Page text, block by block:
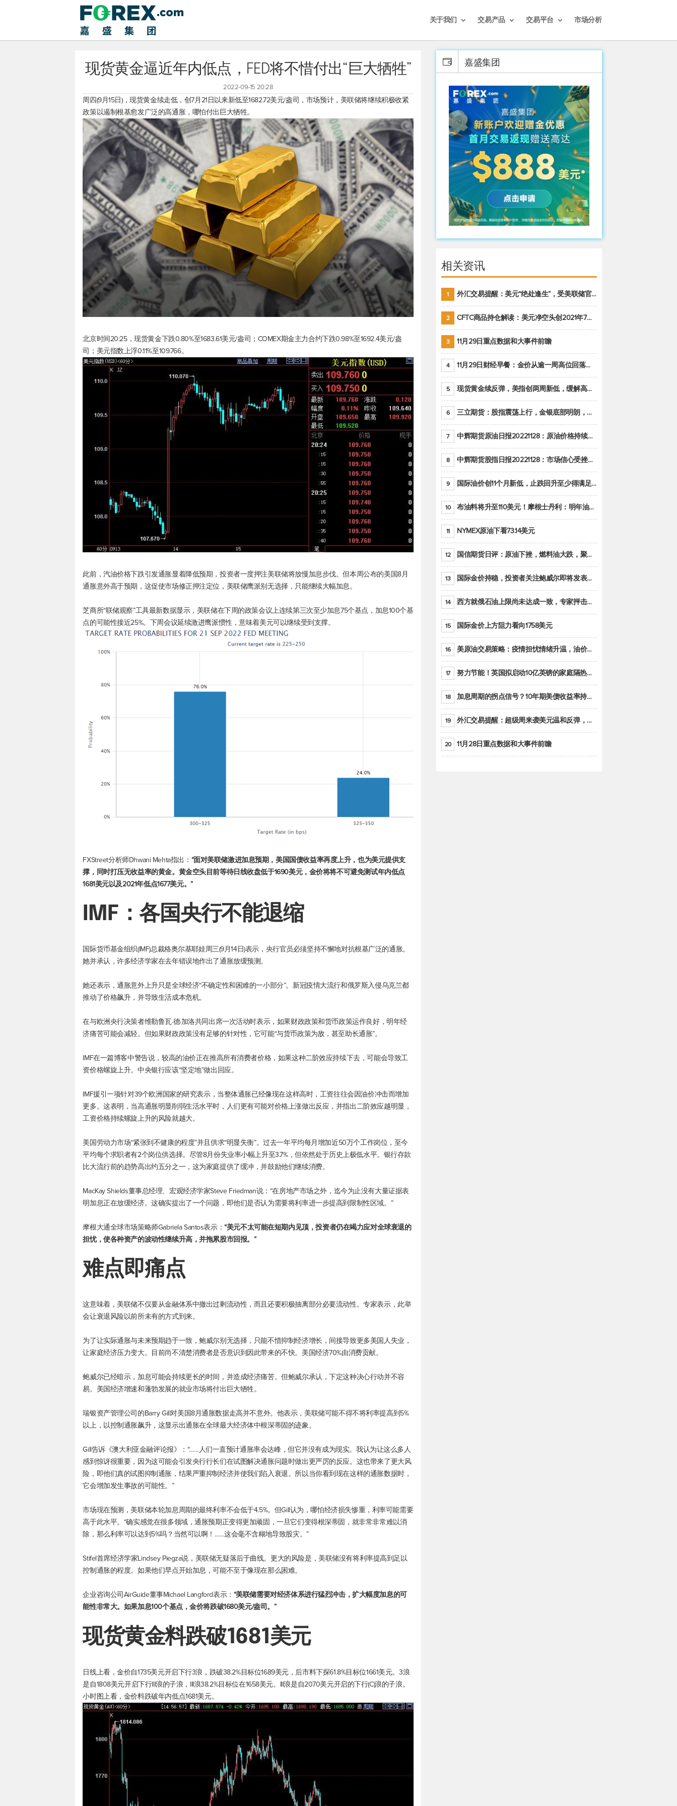
关于我们 交易产品 交易平台 市场分析
现货黄金逼近年内低点，FED将不惜付出“巨大牺牲”
2022-09-15 20:28
周四(9月15日)，现货黄金续走低，创7月21日以来新低至1682.72美元/盎司，市场预计，美联储将继续积极收紧
政策以遏制根基愈发广泛的高通胀，哪怕付出巨大牺牲。
北京时间20:25，现货黄金下跌0.80%至1683.61美元/盎司；COMEX期金主力合约下跌0.98%至1692.4美元/盎
司； 美元指数上浮0.11%至109.766。
此前，汽油价格下跌引发通胀显着降低预期，投资者一度押注美联储将放慢加息步伐。但本周公布的美国8月
通胀意外高于预期，这促使市场修正押注定位，美联储鹰派别无选择，只能继续大幅加息。
芝商所“联储观察”工具最新数据显示，美联储在下周的政策会议上连续第三次至少加息75个基点，加息100个基
点的可能性接近25%。下周会议延续激进鹰派惯性，意味着美元可以继续受到支撑。
FXStreet分析师Dhwani Mehta指出： “面对美联储激进加息预期，美国国债收益率再度上升，也为美元提供支
撑，同时打压无收益率的黄金。黄金空头目前等待日线收盘低于1690美元，金价将将不可避免测试年内低点
1681美元以及2021年低点1677美元。”
IMF：各国央行不能退缩
国际货币基金组织(IMF)总裁格奥尔基耶娃周三(9月14日)表示，央行官员必须坚持不懈地对抗根基广泛的通胀。
她并承认，许多经济学家在去年错误地作出了通胀放缓预测。
她还表示，通胀意外上升只是全球经济“不确定性和困难的一小部分”。新冠疫情大流行和俄罗斯入侵乌克兰都
推动了价格飙升，并导致生活成本危机。
在与欧洲央行决策者维勒鲁瓦·德·加洛共同出席一次活动时表示，如果财政政策和货币政策运作良好，明年经
济痛苦可能会减轻。但如果财政政策没有足够的针对性，它可能“与货币政策为敌，甚至助长通胀”。
IMF在一篇博客中警告说，较高的油价正在推高所有消费者价格，如果这种二阶效应持续下去，可能会导致工
资价格螺旋上升。中央银行应该“坚定地”做出回应。
IMF援引一项针对39个欧洲国家的研究表示，当整体通胀已经像现在这样高时，工资往往会因油价冲击而增加
更多。这表明，当高通胀明显削弱生活水平时，人们更有可能对价格上涨做出反应，并指出二阶效应越明显，
工资价格持续螺旋上升的风险就越大。
美国劳动力市场“紧张到不健康的程度”并且供求“明显失衡”。过去一年平均每月增加近50万个工作岗位，至今
平均每个求职者有2个岗位供选择。尽管8月份失业率小幅上升至3.7%，但依然处于历史上极低水平。银行存款
比大流行前的趋势高出约五分之一，这为家庭提供了缓冲，并鼓励他们继续消费。
MacKay Shields董事总经理、宏观经济学家Steve Friedman说：“在房地产市场之外，迄今为止没有大量证据表
明加息正在放缓经济。这确实提出了一个问题，即他们是否认为需要将利率进一步提高到限制性区域。”
摩根大通全球市场策略师Gabriela Santos表示：“美元不太可能在短期内见顶，投资者仍在竭力应对全球衰退的
担忧，使各种资产的波动性继续升高，并拖累股市回报。”
难点即痛点
这意味着，美联储不仅要从金融体系中撤出过剩流动性，而且还要积极抽离部分必要流动性。专家表示，此举
会让衰退风险以前所未有的方式到来。
为了让实际通胀与未来预期趋于一致，鲍威尔别无选择，只能不惜抑制经济增长，间接导致更多美国人失业，
让家庭经济压力变大。目前尚不清楚消费者是否意识到因此带来的不快。美国经济70%由消费贡献。
鲍威尔已经暗示，加息可能会持续更长的时间，并造成经济痛苦。但鲍威尔承认，下定这种决心行动并不容
易。美国经济增速和蓬勃发展的就业市场将付出巨大牺牲。
瑞银资产管理公司的Barry Gill对美国8月通胀数据走高并不意外。他表示，美联储可能不得不将利率提高到5%
以上，以控制通胀飙升，这显示出通胀在全球最大经济体中根深蒂固的迹象。
Gill告诉《澳大利亚金融评论报》：“……人们一直预计通胀率会达峰，但它并没有成为现实。我认为让这么多人
感到惊讶很重要，因为这可能会引发央行行长们在试图解决通胀问题时做出更严厉的反应。这也带来了更大风
险，即他们真的试图抑制通胀，结果严重抑制经济并使我们陷入衰退。所以当你看到现在这样的通胀数据时，
它会增加发生事故的可能性。”
市场现在预测，美联储本轮加息周期的最终利率不会低于4.5%。但Gill认为，哪怕经济损失惨重，利率可能需要
高于此水平。“确实感觉在很多领域，通胀预期正变得更加顽固，一旦它们变得根深蒂固，就非常非常难以消
除，那么利率可以达到5%吗？当然可以啊！……这会毫不含糊地导致股灾。”
Stifel首席经济学家Lindsey Piegza说，美联储无疑落后于曲线。更大的风险是，美联储没有将利率提高到足以
控制通胀的程度。如果他们早点开始加息，可能不至于像现在那么困难。
企业咨询公司AirGuide董事Michael Langford表示： “美联储需要对经济体系进行猛烈冲击，扩大幅度加息的可
能性非常大。如果加息100个基点，金价将跌破1680美元/盎司。”
现货黄金料跌破1681美元
日线上看，金价自1735美元开启下行3浪，跌破38.2%目标位1689美元，后市料下探61.8%目标位1661美元。3浪
是自1808美元开启下行III浪的子浪，III浪38.2%目标位在1658美元。III浪是自2070美元开启的下行(C)浪的子浪。
小时图上看，金价料跌破年内低点1681美元。
嘉盛集团
相关资讯
1 外汇交易提醒：美元“绝处逢生”，受美联储官员鹰派讲话支撑
2 CFTC商品持仓解读：美元净空头创2021年7月以来最大，黄金期货投机性净多头头寸减少
3 11月29日重点数据和大事件前瞻
4 11月29日财经早餐：金价从逾一周高位回落，美联储官员重申鹰派立场推动美元回升
5 现货黄金续反弹，美指创两周新低，缓解高通胀美国须治本
6 三立期货：股指震荡上行，金银底部明朗，原油偏弱走势(20221128收评)
7 中辉期货原油日报20221128：原油价格持续下降，市场关注OPEC+新一轮产能政策
8 中辉期货股指日报20221128：市场信心受挫，股指全线回调
9 国际油价创11个月新低，止跌回升至少得满足二大条件之一
10 布油料将升至110美元！摩根士丹利：明年油市面临七大不确定性
11 NYMEX原油下看73.14美元
12 国信期货日评：原油下挫，燃料油大跌，聚烯烃谨慎回调
13 国际金价持稳，投资者关注鲍威尔即将发表的讲话
14 西方就俄石油上限尚未达成一致，专家抨击限价是无用功
15 国际金价上方阻力看向1758美元
16 美原油交易策略：疫情担忧情绪升温，油价跌创年内新低
17 努力节能！英国拟启动10亿英镑的家庭隔热工程 减少能源消耗
18 加息周期的拐点信号？10年期美债收益率持续低于联邦基金利率目标区间
19 外汇交易提醒：超级周来袭美元温和反弹，警惕筑底可能性
20 11月28日重点数据和大事件前瞻